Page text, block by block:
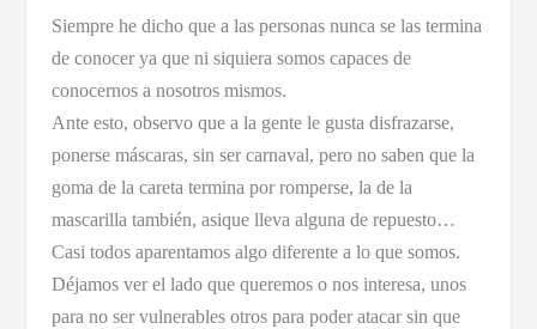
Siempre he dicho que a las personas nunca se las termina
de conocer ya que ni siquiera somos capaces de
conocernos a nosotros mismos.
Ante esto, observo que a la gente le gusta disfrazarse,
ponerse máscaras, sin ser carnaval, pero no saben que la
goma de la careta termina por romperse, la de la
mascarilla también, asique lleva alguna de repuesto…
Casi todos aparentamos algo diferente a lo que somos.
Déjamos ver el lado que queremos o nos interesa, unos
para no ser vulnerables otros para poder atacar sin que